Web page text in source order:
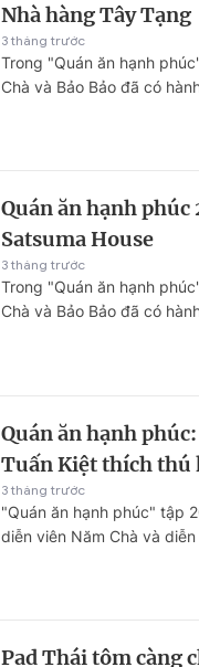
Nhà hàng Tây Tạng
3 tháng trước
Trong "Quán ăn hạnh
Chà và Bảo Bảo đã có
Quán ăn hạnh phúc
Satsuma House
3 tháng trước
Trong "Quán ăn hạnh
Chà và Bảo Bảo đã có
Quán ăn hạnh
Tuấn Kiệt thích thú
3 tháng trước
"Quán ăn hạnh phúc" tập
diễn viên Năm Chà và
Pad Thái tôm càng